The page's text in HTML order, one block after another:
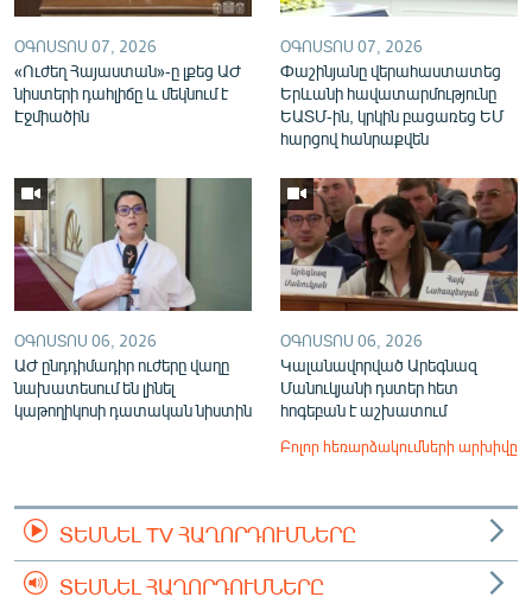
ՕԳՈՍՏՈՍ 07, 2026
«Ուժեղ Հայաստան»-ը լքեց ԱԺ
նիստերի դահլիճը և մեկնում է
Էջմիածին
ՕԳՈՍՏՈՍ 07, 2026
Փաշինյանը վերահաստատեց
Երևանի հավատարմությունը
ԵԱՏՄ-ին, կրկին բացառեց ԵՄ
հարցով հանրաքվեն
ՕԳՈՍՏՈՍ 06, 2026
ԱԺ ընդդիմադիր ուժերը վաղը
նախատեսում են լինել
կաթողիկոսի դատական նիստին
ՕԳՈՍՏՈՍ 06, 2026
Կալանավորված Արեգնազ
Մանուկյանի դստեր հետ
հոգեբան է աշխատում
Բոլոր հեռարձակումների արխիվը
ՏԵՍՆԵԼ TV ՀԱՂՈՐԴՈՒՄՆԵՐԸ
ՏԵՍՆԵԼ ՀԱՂՈՐԴՈՒՄՆԵՐԸ